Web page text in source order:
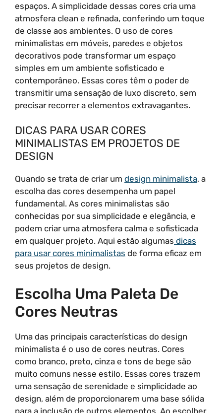
espaços. A simplicidade dessas cores cria uma
atmosfera clean e refinada, conferindo um toque
de classe aos ambientes. O uso de cores
minimalistas em móveis, paredes e objetos
decorativos pode transformar um espaço
simples em um ambiente sofisticado e
contemporâneo. Essas cores têm o poder de
transmitir uma sensação de luxo discreto, sem
precisar recorrer a elementos extravagantes.
DICAS PARA USAR CORES
MINIMALISTAS EM PROJETOS DE
DESIGN
Quando se trata de criar um design minimalista, a
escolha das cores desempenha um papel
fundamental. As cores minimalistas são
conhecidas por sua simplicidade e elegância, e
podem criar uma atmosfera calma e sofisticada
em qualquer projeto. Aqui estão algumas dicas
para usar cores minimalistas de forma eficaz em
seus projetos de design.
Escolha Uma Paleta De
Cores Neutras
Uma das principais características do design
minimalista é o uso de cores neutras. Cores
como branco, preto, cinza e tons de bege são
muito comuns nesse estilo. Essas cores trazem
uma sensação de serenidade e simplicidade ao
design, além de proporcionarem uma base sólida
para a inclusão de outros elementos. Ao escolher